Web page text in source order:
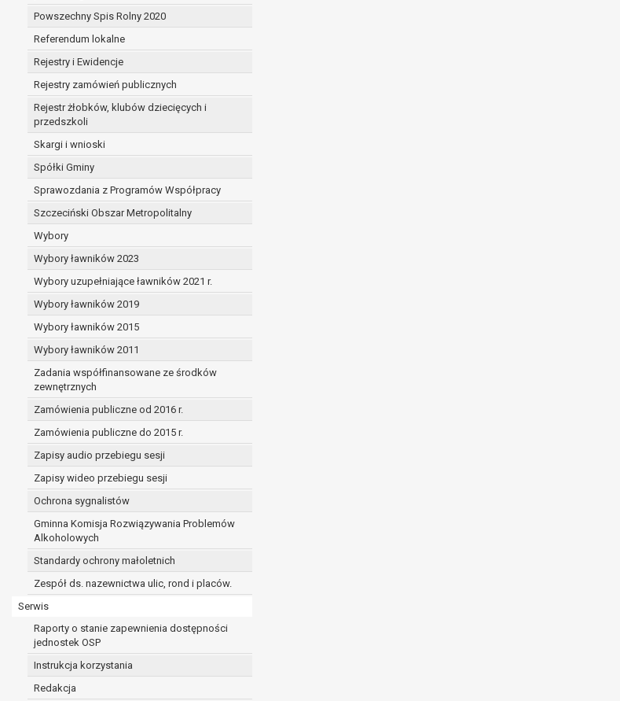
Powszechny Spis Rolny 2020
Referendum lokalne
Rejestry i Ewidencje
Rejestry zamówień publicznych
Rejestr żłobków, klubów dziecięcych i
przedszkoli
Skargi i wnioski
Spółki Gminy
Sprawozdania z Programów Współpracy
Szczeciński Obszar Metropolitalny
Wybory
Wybory ławników 2023
Wybory uzupełniające ławników 2021 r.
Wybory ławników 2019
Wybory ławników 2015
Wybory ławników 2011
Zadania współfinansowane ze środków
zewnętrznych
Zamówienia publiczne od 2016 r.
Zamówienia publiczne do 2015 r.
Zapisy audio przebiegu sesji
Zapisy wideo przebiegu sesji
Ochrona sygnalistów
Gminna Komisja Rozwiązywania Problemów
Alkoholowych
Standardy ochrony małoletnich
Zespół ds. nazewnictwa ulic, rond i placów.
Serwis
Raporty o stanie zapewnienia dostępności
jednostek OSP
Instrukcja korzystania
Redakcja